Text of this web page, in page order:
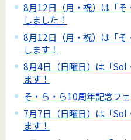
8月12日（月・祝）は「
しました！
8月12日（月・祝）は「
します！
8月4日（日曜日）は「Sol
ます！
そ・ら・ら10周年記念フ
7月7日（日曜日）は「Sol
ます！